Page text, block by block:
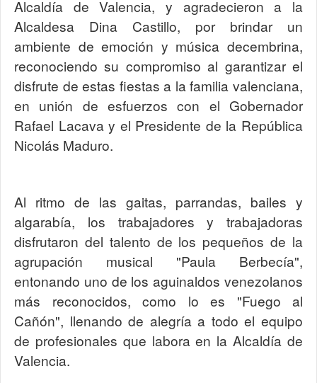
Alcaldía de Valencia, y agradecieron a la
Alcaldesa Dina Castillo, por brindar un
ambiente de emoción y música decembrina,
reconociendo su compromiso al garantizar el
disfrute de estas fiestas a la familia valenciana,
en unión de esfuerzos con el Gobernador
Rafael Lacava y el Presidente de la República
Nicolás Maduro.
Al ritmo de las gaitas, parrandas, bailes y
algarabía, los trabajadores y trabajadoras
disfrutaron del talento de los pequeños de la
agrupación musical "Paula Berbecía",
entonando uno de los aguinaldos venezolanos
más reconocidos, como lo es "Fuego al
Cañón", llenando de alegría a todo el equipo
de profesionales que labora en la Alcaldía de
Valencia.